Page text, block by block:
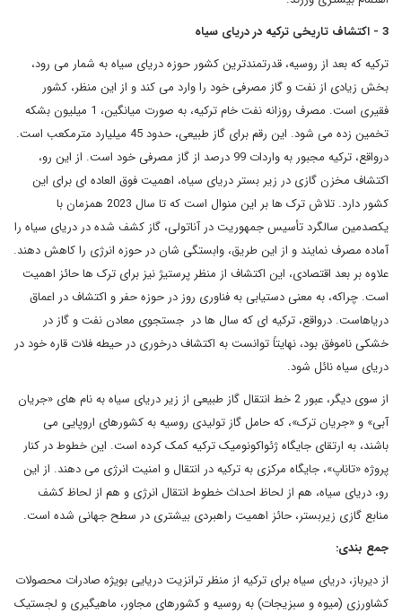
3 - اکتشاف تاریخی ترکیه در دریای سیاه
ترکیه که بعد از روسیه، قدرتمندترین کشور حوزه دریای سیاه به شمار می رود،
بخش زیادی از نفت و گاز مصرفی خود را وارد می کند و از این منظر، کشور
فقیری است. مصرف روزانه نفت خام ترکیه، به صورت میانگین، 1 میلیون بشکه
تخمین زده می شود. این رقم برای گاز طبیعی، حدود 45 میلیارد مترمکعب است.
درواقع، ترکیه مجبور به واردات 99 درصد از گاز مصرفی خود است. از این رو،
اکتشاف مخزن گازی در زیر بستر دریای سیاه، اهمیت فوق العاده ای برای این
کشور دارد. تلاش ترک ها بر این منوال است که تا سال 2023 همزمان با
یکصدمین سالگرد تأسیس جمهوریت در آناتولی، گاز کشف شده در دریای سیاه را
آماده مصرف نمایند و از این طریق، وابستگی شان در حوزه انرژی را کاهش دهند.
علاوه بر بعد اقتصادی، این اکتشاف از منظر پرستیژ نیز برای ترک ها حائز اهمیت
است. چراکه، به معنی دستیابی به فناوری روز در حوزه حفر و اکتشاف در اعماق
دریاهاست. درواقع، ترکیه ای که سال ها در جستجوی معادن نفت و گاز در
خشکی ناموفق بود، نهایتاً توانست به اکتشاف درخوری در حیطه فلات قاره خود در
دریای سیاه نائل شود.
از سوی دیگر، عبور 2 خط انتقال گاز طبیعی از زیر دریای سیاه به نام های «جریان
آبی» و «جریان ترک»، که حامل گاز تولیدی روسیه به کشورهای اروپایی می
باشند، به ارتقای جایگاه ژئواکونومیک ترکیه کمک کرده است. این خطوط در کنار
پروژه «تاناپ»، جایگاه مرکزی به ترکیه در انتقال و امنیت انرژی می دهند. از این
رو، دریای سیاه، هم از لحاظ احداث خطوط انتقال انرژی و هم از لحاظ کشف
منابع گازی زیربستر، حائز اهمیت راهبردی بیشتری در سطح جهانی شده است.
جمع بندی:
از دیرباز، دریای سیاه برای ترکیه از منظر ترانزیت دریایی بویژه صادرات محصولات
کشاورزی (میوه و سبزیجات) به روسیه و کشورهای مجاور، ماهیگیری و لجستیک